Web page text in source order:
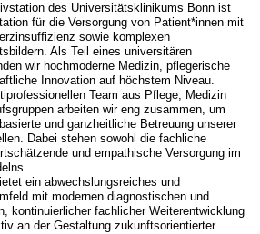
des Universitätsklinikums Bonn ist
für die Versorgung von Patient*innen mit
sowie komplexen
Als Teil eines universitären
wir hoch­moderne Medizin, pflegerische
Innovation auf höchstem Niveau.
Team aus Pflege, Medizin
arbeiten wir eng zusammen, um
und ganzheitliche Betreuung unserer
Dabei stehen sowohl die fachliche
und empathische Versorgung im
ein abwechslungsreiches und
mit modernen diagnostischen und
kontinuierlicher fachlicher Weiterent­wicklung
an der Gestaltung zukunftsorientierter